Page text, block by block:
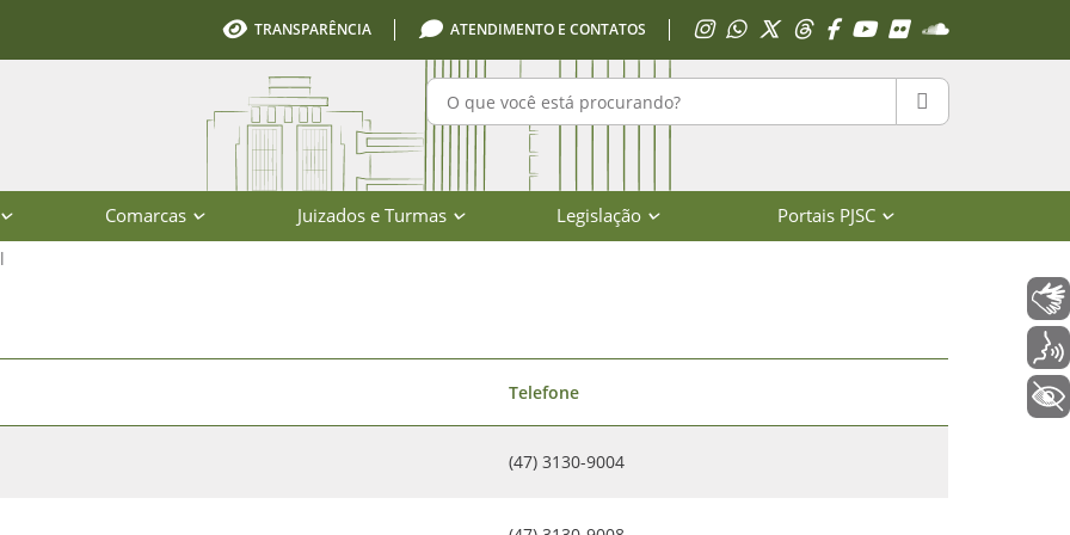
TRANSPARÊNCIA ATENDIMENTO E CONTATOS Acessar Instagram
Acessar WhatsApp
Acessar XAcessar Threads
Acessar Facebook
Acessar YouTube
Acessar Flickr
Acessar
Pesquisar no portal PESQUISAR
Comarcas Juizados e Turmas Legislação Portais PJSC
de Santa Catarina
Telefone
(47) 3130-9004